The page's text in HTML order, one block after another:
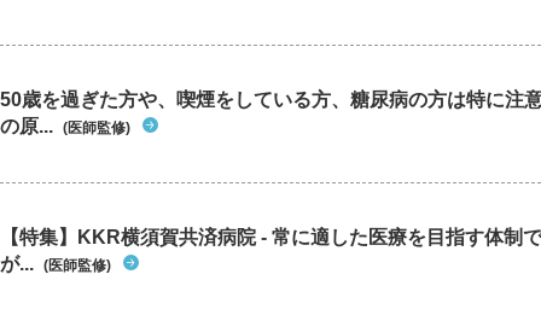
50歳を過ぎた方や、喫煙をしている方、糖尿病の方は特に注
の原... (医師監修)
【特集】KKR横須賀共済病院 - 常に適した医療を目指す体制
が... (医師監修)